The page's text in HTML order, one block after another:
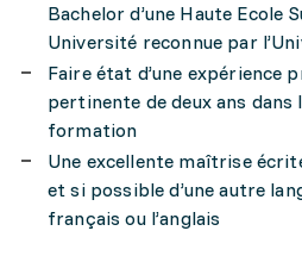
Bachelor d’une Haute Ecole
Université reconnue par
Faire état d’une expérience
pertinente de deux ans dans
formation
Une excellente maîtrise
et si possible d’une autre
français ou l’anglais